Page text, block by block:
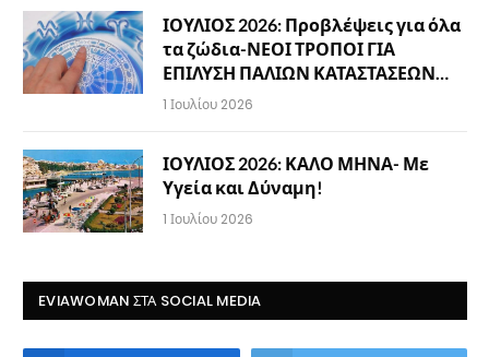
ΙΟΥΛΙΟΣ 2026: Προβλέψεις για όλα
τα ζώδια-ΝΕΟΙ ΤΡΟΠΟΙ ΓΙΑ
ΕΠΙΛΥΣΗ ΠΑΛΙΩΝ ΚΑΤΑΣΤΑΣΕΩΝ…
1 Ιουλίου 2026
ΙΟΥΛΙΟΣ 2026: ΚΑΛΟ ΜΗΝΑ- Με
Υγεία και Δύναμη!
1 Ιουλίου 2026
EVIAWOMAN ΣΤΑ SOCIAL MEDIA